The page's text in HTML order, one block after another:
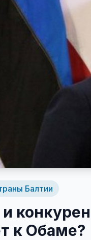
Балтии
и
к Обаме?